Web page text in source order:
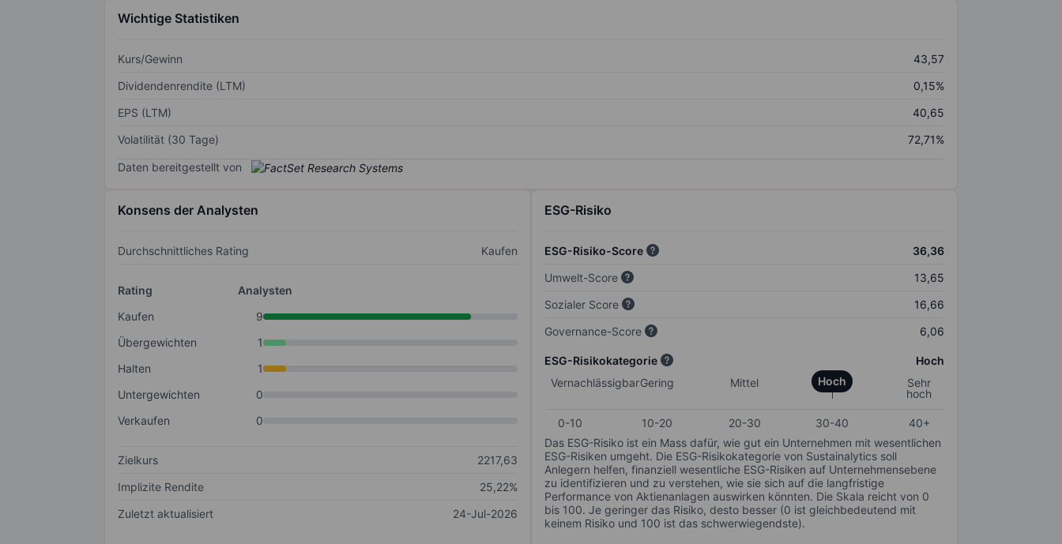
Wichtige Statistiken
Kurs/Gewinn
43,57
Dividendenrendite (LTM)
0,15%
EPS (LTM)
40,65
Volatilität (30 Tage)
72,71%
Daten bereitgestellt von
Konsens der Analysten
Durchschnittliches Rating Kaufen
Rating
Analysten
Kaufen
9
Übergewichten
1
Halten
1
Untergewichten
0
Verkaufen
0
Zielkurs
2217,63
Implizite Rendite
25,22%
Zuletzt aktualisiert
24-Jul-2026
ESG-Risiko
ESG-Risiko-Score
36,36
Umwelt-Score
13,65
Sozialer Score
16,66
Governance-Score
6,06
ESG-Risikokategorie
Hoch
VernachlässigbarGering Mittel Hoch
Sehr
hoch
0-10 10-20 20-30 30-40
40+
Das ESG-Risiko ist ein Mass dafür, wie gut ein Unternehmen mit wesentlichen
ESG-Risiken umgeht. Die ESG-Risikokategorie von Sustainalytics soll
Anlegern helfen, finanziell wesentliche ESG-Risiken auf Unternehmensebene
zu identifizieren und zu verstehen, wie sie sich auf die langfristige
Performance von Aktienanlagen auswirken könnten. Die Skala reicht von 0
bis 100. Je geringer das Risiko, desto besser (0 ist gleichbedeutend mit
keinem Risiko und 100 ist das schwerwiegendste).